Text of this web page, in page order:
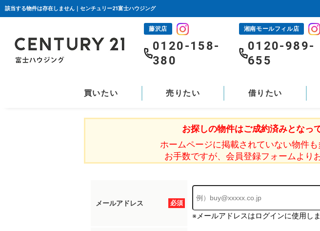
該当する物件は存在しません｜センチュリー21富士ハウジング
藤沢店
0120-158-
380
湘南モールフィル店
0120-989-
655
買いたい 売りたい 借りたい
お探しの物件はご成約済みとなっ
ホームページに掲載されていない物件も
お手数ですが、会員登録フォームより
必須
メールアドレス
※メールアドレスはログインに使用しま